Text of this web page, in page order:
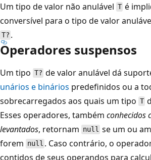
Um tipo de valor não anulável T é
conversível para o tipo de valor
T? .
Operadores suspensos
Um tipo T? de valor anulável dá
unários e binários predefinidos ou a
sobrecarregados aos quais um tipo T
Esses operadores, também conhecidos
levantados, retornam null se um ou
forem null . Caso contrário, o
contidos de seus operandos para